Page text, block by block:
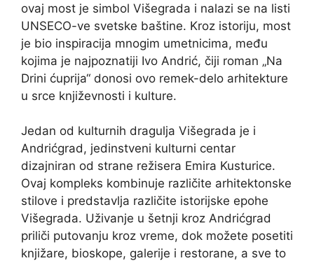
ovaj most je simbol Višegrada i nalazi se na listi
UNSECO-ve svetske baštine. Kroz istoriju, most
je bio inspiracija mnogim umetnicima, među
kojima je najpoznatiji Ivo Andrić, čiji roman „Na
Drini ćuprija“ donosi ovo remek-delo arhitekture
u srce književnosti i kulture.
Jedan od kulturnih dragulja Višegrada je i
Andrićgrad, jedinstveni kulturni centar
dizajniran od strane režisera Emira Kusturice.
Ovaj kompleks kombinuje različite arhitektonske
stilove i predstavlja različite istorijske epohe
Višegrada. Uživanje u šetnji kroz Andrićgrad
priliči putovanju kroz vreme, dok možete posetiti
knjižare, bioskope, galerije i restorane, a sve to